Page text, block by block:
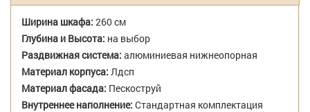
Ширина шкафа: 260 см
Глубина и Высота: на выбор
Раздвижная система: алюминиевая нижнеопорная
Материал корпуса: Лдсп
Материал фасада: Пескоструй
Внутреннее наполнение: Стандартная комплектация